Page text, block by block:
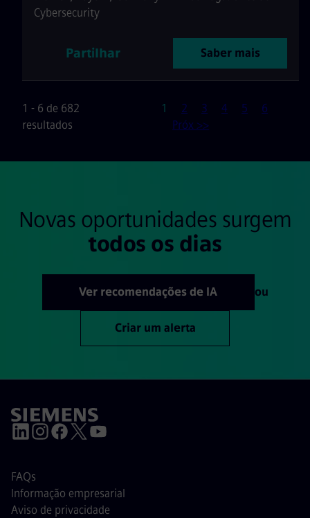
Cybersecurity
Partilhar Saber mais
1 - 6 de 682
resultados
Página
1 2 3 4 5
6
Próx >>
Novas oportunidades surgem
todos os dias
Ver recomendações de IA ou
Criar um alerta
FAQs
Informação empresarial
Aviso de privacidade